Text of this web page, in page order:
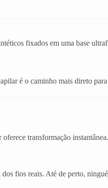
fixados em uma base
é o caminho mais direto
transformação instantânea.
fios reais. Até de perto,